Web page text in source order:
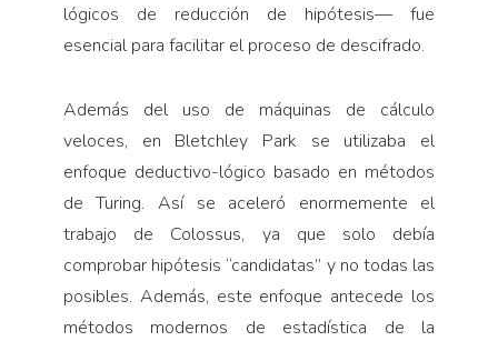
lógicos de reducción de hipótesis— fue
esencial para facilitar el proceso de descifrado.
Además del uso de máquinas de cálculo
veloces, en Bletchley Park se utilizaba el
enfoque deductivo-lógico basado en métodos
de Turing. Así se aceleró enormemente el
trabajo de Colossus, ya que solo debía
comprobar hipótesis “candidatas” y no todas las
posibles. Además, este enfoque antecede los
métodos modernos de estadística de la